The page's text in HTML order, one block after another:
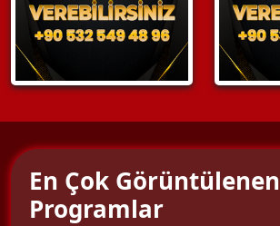
En Çok Görüntülenen
Programlar